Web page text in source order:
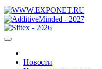
Новости